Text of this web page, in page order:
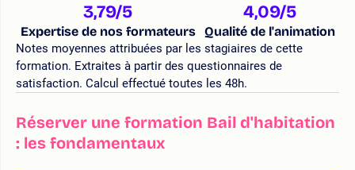
3,79/5
Expertise de nos formateurs
4,09/5
Qualité de l'animation
Notes moyennes attribuées par les stagiaires de cette
formation. Extraites à partir des questionnaires de
satisfaction. Calcul effectué toutes les 48h.
Réserver une formation Bail d'habitation
: les fondamentaux